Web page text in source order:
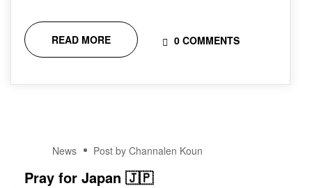
READ MORE 0 COMMENTS
01
News Post by Channalen Koun
Pray for Japan 🇯🇵